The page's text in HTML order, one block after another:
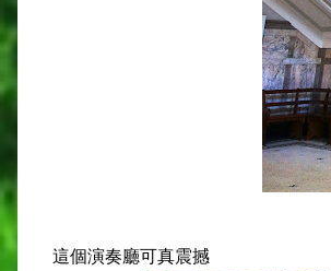
這個演奏廳可真震撼